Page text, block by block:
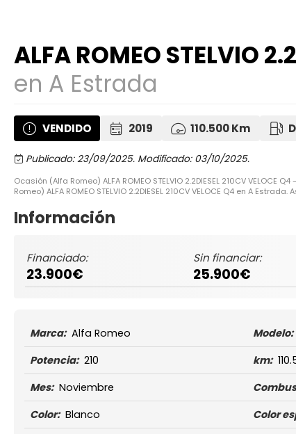
ALFA ROMEO STELVIO
en A Estrada
VENDIDO 2019 110.500 Km
Publicado: 23/09/2025. Modificado: 03/10/2025.
Ocasión (Alfa Romeo) ALFA ROMEO STELVIO 2.2DIESEL 210CV
Romeo) ALFA ROMEO STELVIO 2.2DIESEL 210CV VELOCE Q4 en A
Información
Financiado:
23.900€
Sin financiar:
25.900€
Marca: Alfa Romeo Modelo:
Potencia: 210 km:
Mes: Noviembre
Color: Blanco Color